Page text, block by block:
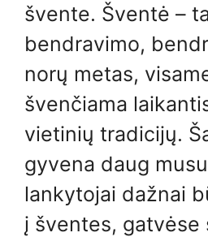
švente. Šventė –
bendravimo,
norų metas,
švenčiama
vietinių tradicijų.
gyvena daug
lankytojai dažnai
į šventes, gatvėse